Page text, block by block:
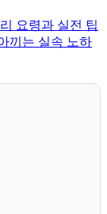
요령과 실전 팁
끼는 실속 노하